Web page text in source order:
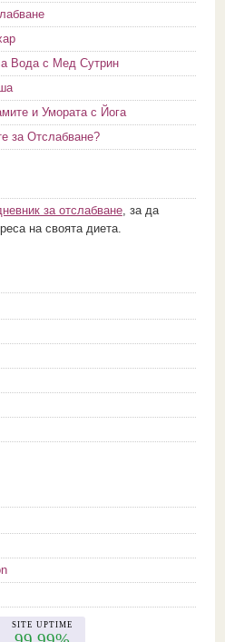
Вода с Мед Сутрин
и Умората с Йога
за Отслабване?
за отслабване, за да
на своята диета.